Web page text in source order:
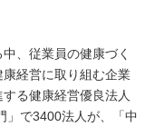
、従業員の健康づく
経営に取り組む企業
る健康経営優良法人
」で3400法人が、「中